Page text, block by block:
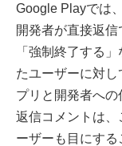
Google Playでは
開発者が直接返信
「強制終了する
たユーザーに対
プリと開発者へ
返信コメントは
ーザーも目にする